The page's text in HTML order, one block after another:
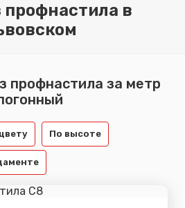
профнастила в
профнастила за метр
По высоте